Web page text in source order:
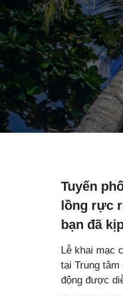
Tuyến
lồng rực
bạn đã
Lễ khai mạc
tại Trung
động được